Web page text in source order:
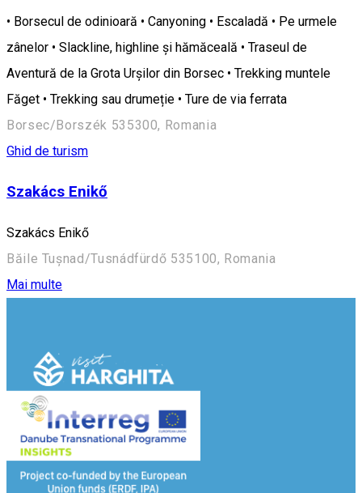
• Borsecul de odinioară • Canyoning • Escaladă • Pe urmele
zânelor • Slackline, highline și hămăceală • Traseul de
Aventură de la Grota Urșilor din Borsec • Trekking muntele
Făget • Trekking sau drumeție • Ture de via ferrata
Borsec/Borszék 535300, Romania
Ghid de turism
Szakács Enikő
Szakács Enikő
Băile Tușnad/Tusnádfürdő 535100, Romania
Mai multe